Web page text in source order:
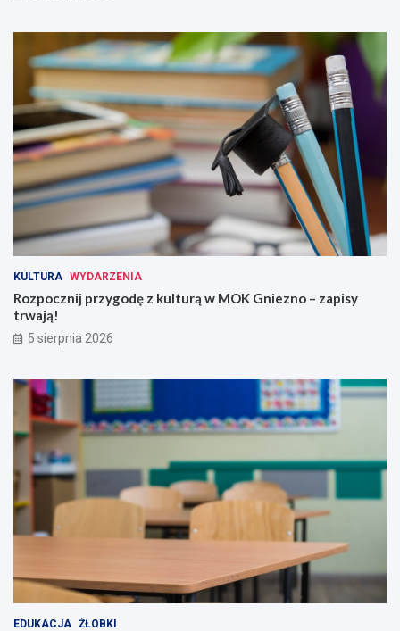
KULTURA WYDARZENIA
Rozpocznij przygodę z kulturą w MOK Gniezno – zapisy
trwają!
5 sierpnia 2026
EDUKACJA ŻŁOBKI